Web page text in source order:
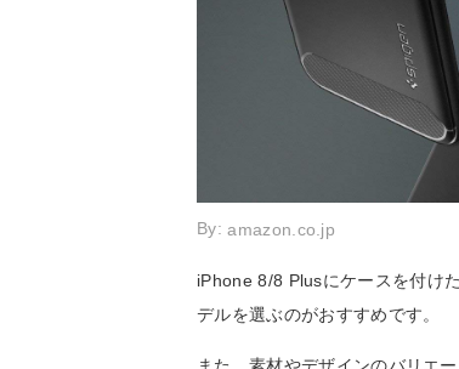
By:amazon.co.jp
iPhone 8/8 Plusにケースを付け
デルを選ぶのがおすすめです。